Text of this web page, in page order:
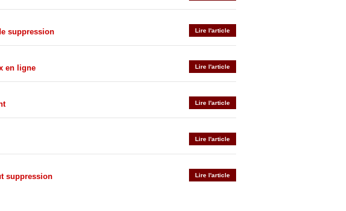
Lire l'article
suppression
Lire l'article
en ligne
Lire l'article
Lire l'article
Lire l'article
suppression